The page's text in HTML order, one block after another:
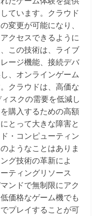
ています。クラウド
変更が可能になり、
クセスできるように
この技術は、ライブ
ージ機能、接続デバ
、オンラインゲーム
クラウドは、高価な
スクの需要を低減し
購入するための高額
とって大きな障害と
・コンピューティン
ようなことはありま
グ技術の革新によ
ティングリソース
ンドで無制限にアク
価格なゲーム機でも
プレイすることが可